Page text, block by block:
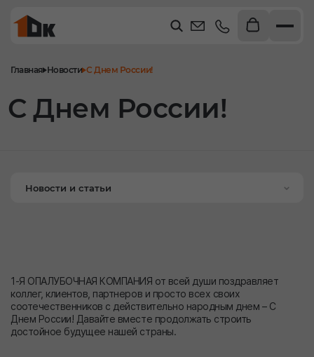
С Днем России!
Главная Новости С Днем России!
Новости и статьи
1-Я ОПАЛУБОЧНАЯ КОМПАНИЯ от всей души поздравляет
коллег, клиентов, партнеров и просто всех своих
соотечественников с действительно народным днем – С
Днем России! Давайте вместе продолжать строить
достойное будущее нашей страны.